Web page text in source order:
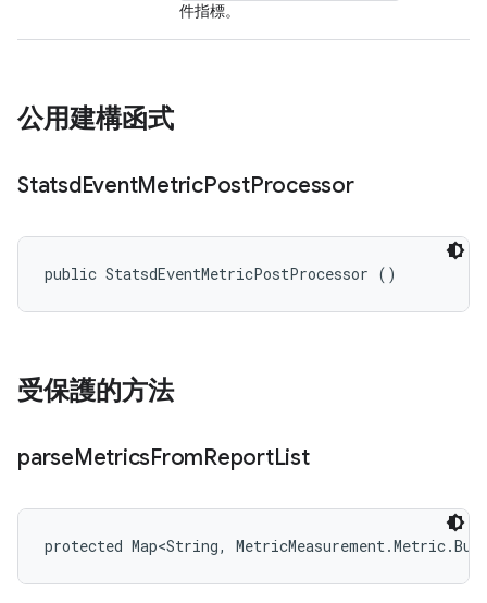
件指標。
公用建構函式
StatsdEventMetricPostProcessor
public StatsdEventMetricPostProcessor ()
受保護的方法
parseMetricsFromReportList
protected Map<String,